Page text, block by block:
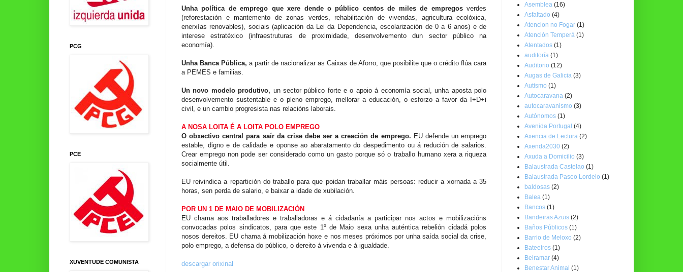
Unha política de emprego que xere dende o público centos de miles de empregos verdes
(reforestación e mantemento de zonas verdes, rehabilitación de vivendas, agricultura ecolóxica,
enerxías renovables), sociais (aplicación da Lei da Dependencia, escolarización de 0 a 6 anos) e de
interese estratéxico (infraestruturas de proximidade, desenvolvemento dun sector público na
economía).
Unha Banca Pública,a partir de nacionalizar as Caixas de Aforro, que posibilite que o crédito flúa cara
a PEMES e familias.
Un novo modelo produtivo, un sector público forte e o apoio á economía social, unha aposta polo
desenvolvemento sustentable e o pleno emprego, mellorar a educación, o esforzo a favor da I+D+i
civil, e un cambio progresista nas relacións laborais.
A NOSA LOITA É A LOITA POLO EMPREGO
O obxectivo central para saír da crise debe ser a creación de emprego. EU defende un emprego
estable, digno e de calidade e oponse ao abaratamento do despedimento ou á redución de salarios.
Crear emprego non pode ser considerado como un gasto porque só o traballo humano xera a riqueza
socialmente útil.
EU reivindica a repartición do traballo para que poidan traballar máis persoas: reducir a xornada a 35
horas, sen perda de salario, e baixar a idade de xubilación.
POR UN 1 DE MAIO DE MOBILIZACIÓN
EU chama aos traballadores e traballadoras e á cidadanía a participar nos actos e mobilizacións
convocadas polos sindicatos, para que este 1º de Maio sexa unha auténtica rebelión cidadá polos
nosos dereitos. EU chama á mobilización hoxe e nos meses próximos por unha saída social da crise,
polo emprego, a defensa do público, o dereito á vivenda e á igualdade.
descargar orixinal
PCG
PCE
XUVENTUDE COMUNISTA
Asemblea (16)
Asfaltado (4)
Atencion no Fogar (1)
Atención Temperá (1)
Atentados (1)
auditoría (1)
Auditorio (12)
Augas de Galicia (3)
Autismo (1)
Autocaravana (2)
autocaravanismo (3)
Autónomos (1)
Avenida Portugal (4)
Axencia de Lectura (2)
Axenda2030 (2)
Axuda a Domicilio (3)
Balaustrada Castelao (1)
Balaustrada Paseo Lordelo (1)
baldosas (2)
Balea (1)
Bancos (1)
Bandeiras Azuis (2)
Baños Públicos (1)
Barrio de Meloxo (2)
Bateeiros (1)
Beiramar (4)
Benestar Animal (1)